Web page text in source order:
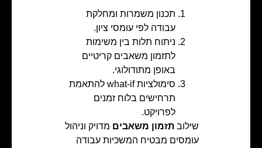
תכנון משמרות ומחלקת
עבודה לפי עומסי ציון.
ניתוח תלות בין משימות
לתזמון משאבים קריטיים
באופן מתודולוגי.
סימולציות what‑if להתאמת
תרחישים בלוח זמנים
לפרויקט.
שילוב תזמון משאבים מדויק וניהול
עומסים מבטיח המשכיות עבודה